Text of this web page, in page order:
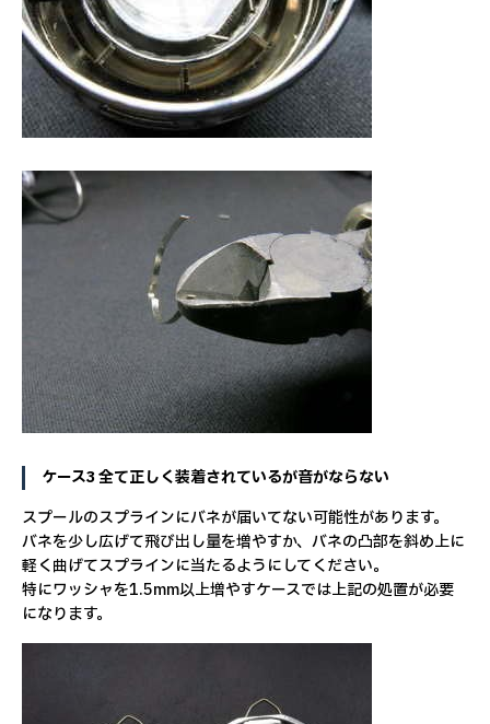
ケース3 全て正しく装着されているが音がならない
スプールのスプラインにバネが届いてない可能性があります。
バネを少し広げて飛び出し量を増やすか、バネの凸部を斜め上に
軽く曲げてスプラインに当たるようにしてください。
特にワッシャを1.5mm以上増やすケースでは上記の処置が必要
になります。